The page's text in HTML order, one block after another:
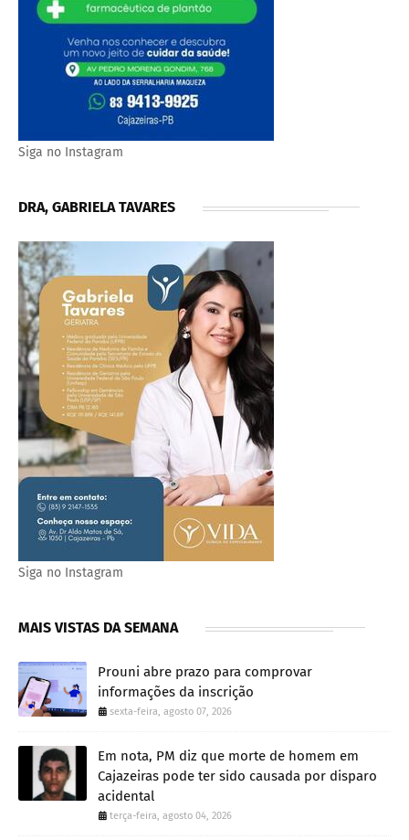
Siga no Instagram
DRA, GABRIELA TAVARES
Siga no Instagram
MAIS VISTAS DA SEMANA
Prouni abre prazo para comprovar
informações da inscrição
sexta-feira, agosto 07, 2026
Em nota, PM diz que morte de homem em
Cajazeiras pode ter sido causada por disparo
acidental
terça-feira, agosto 04, 2026